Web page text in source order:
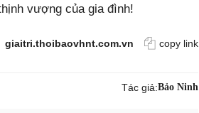
vượng của gia đình!
giaitri.thoibaovhnt.com.vn copy link
Tác giả:Bảo Ninh